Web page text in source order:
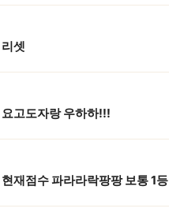
셋
고도자랑 우하하!!!
재점수 파라라락팡팡 보통 1등